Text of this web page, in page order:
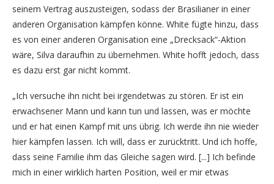
seinem Vertrag auszusteigen, sodass der Brasilianer in einer
anderen Organisation kämpfen könne. White fügte hinzu, dass
es von einer anderen Organisation eine „Drecksack“-Aktion
wäre, Silva daraufhin zu übernehmen. White hofft jedoch, dass
es dazu erst gar nicht kommt.
„Ich versuche ihn nicht bei irgendetwas zu stören. Er ist ein
erwachsener Mann und kann tun und lassen, was er möchte
und er hat einen Kampf mit uns übrig. Ich werde ihn nie wieder
hier kämpfen lassen. Ich will, dass er zurücktritt. Und ich hoffe,
dass seine Familie ihm das Gleiche sagen wird. [...] Ich befinde
mich in einer wirklich harten Position, weil er mir etwas